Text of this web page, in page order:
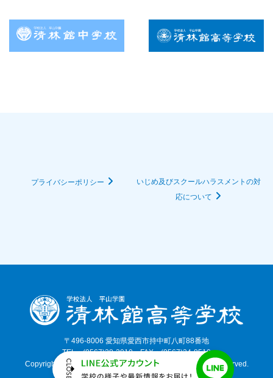
プライバシーポリシー
いじめ及びスクールハラスメントの対
応について
〒496-8006 愛知県愛西市持中町八町88番地
TEL：(0567)28-3010 FAX：(0567)24-8510
Copyright©, 2026 SEIRINKAN HIGH SCHOOL. All Rights Reserved.